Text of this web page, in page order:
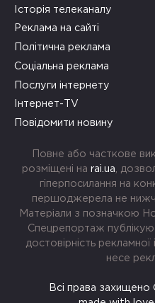
Історія телеканалу
Реклама на сайті
Політична реклама
Соціальна реклама
Послуги інтернету
Інтернет-TV
Повідомити новину
Повне або часткове
розміщені на rai.ua ,
гіперпосилання на
першоджерела не
Матеріали з позначкою
Спецрепортаж
достовірність рекламної
несе
Всі права